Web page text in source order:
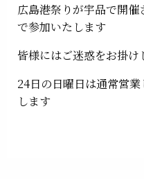
広島港祭りが宇品で開
で参加いたします
皆様にはご迷惑をお掛け
24日の日曜日は通常営
します